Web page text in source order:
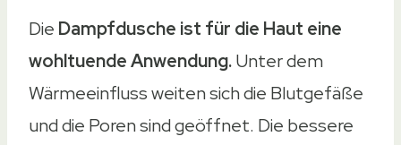
Die Dampfdusche ist für die Haut eine
wohltuende Anwendung.Unter dem
Wärmeeinfluss weiten sich die Blutgefäße
und die Poren sind geöffnet. Die bessere